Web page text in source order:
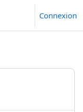
Connexion